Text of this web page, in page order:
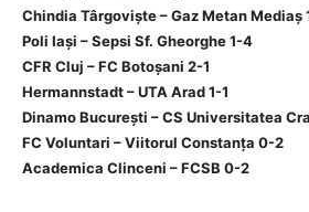
Chindia Târgoviște – Gaz Metan Mediaș
Poli Iași – Sepsi Sf. Gheorghe 1-4
CFR Cluj – FC Botoșani 2-1
Hermannstadt – UTA Arad 1-1
Dinamo București – CS Universitatea
FC Voluntari – Viitorul Constanța 0-2
Academica Clinceni – FCSB 0-2